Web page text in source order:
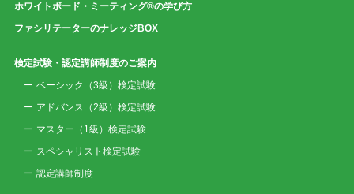
ホワイトボード・ミーティング®の学び方
ファシリテーターのナレッジBOX
検定試験・認定講師制度のご案内
ベーシック（3級）検定試験
アドバンス（2級）検定試験
マスター（1級）検定試験
スペシャリスト検定試験
認定講師制度